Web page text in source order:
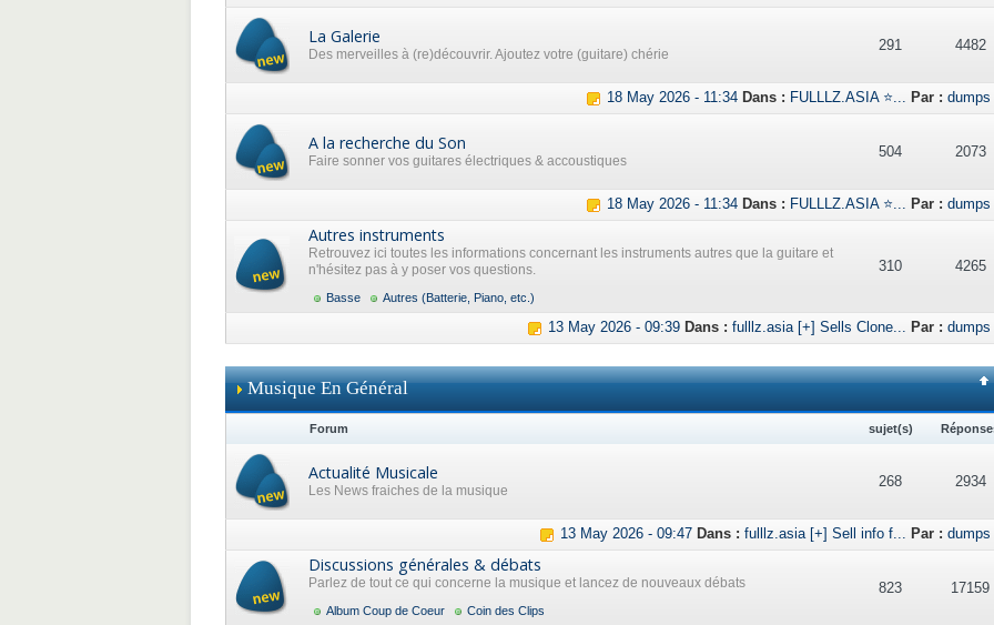
La Galerie
Des merveilles à (re)découvrir. Ajoutez votre (guitare) chérie
291 4482
18 May 2026 - 11:34 Dans : FULLLZ.ASIA ⭐... Par : dumps
A la recherche du Son
Faire sonner vos guitares électriques & accoustiques
504 2073
18 May 2026 - 11:34 Dans : FULLLZ.ASIA ⭐... Par : dumps
Autres instruments
Retrouvez ici toutes les informations concernant les instruments autres que la guitare et
n'hésitez pas à y poser vos questions.
Basse Autres (Batterie, Piano, etc.)
310 4265
13 May 2026 - 09:39 Dans : fulllz.asia [+] Sells Clone... Par : dumps
Musique En Général
Forum sujet(s)
Actualité Musicale
Les News fraiches de la musique
268 2934
13 May 2026 - 09:47 Dans : fulllz.asia [+] Sell info f... Par : dumps
Discussions générales & débats
Parlez de tout ce qui concerne la musique et lancez de nouveaux débats
Album Coup de Coeur Coin des Clips
823 17159